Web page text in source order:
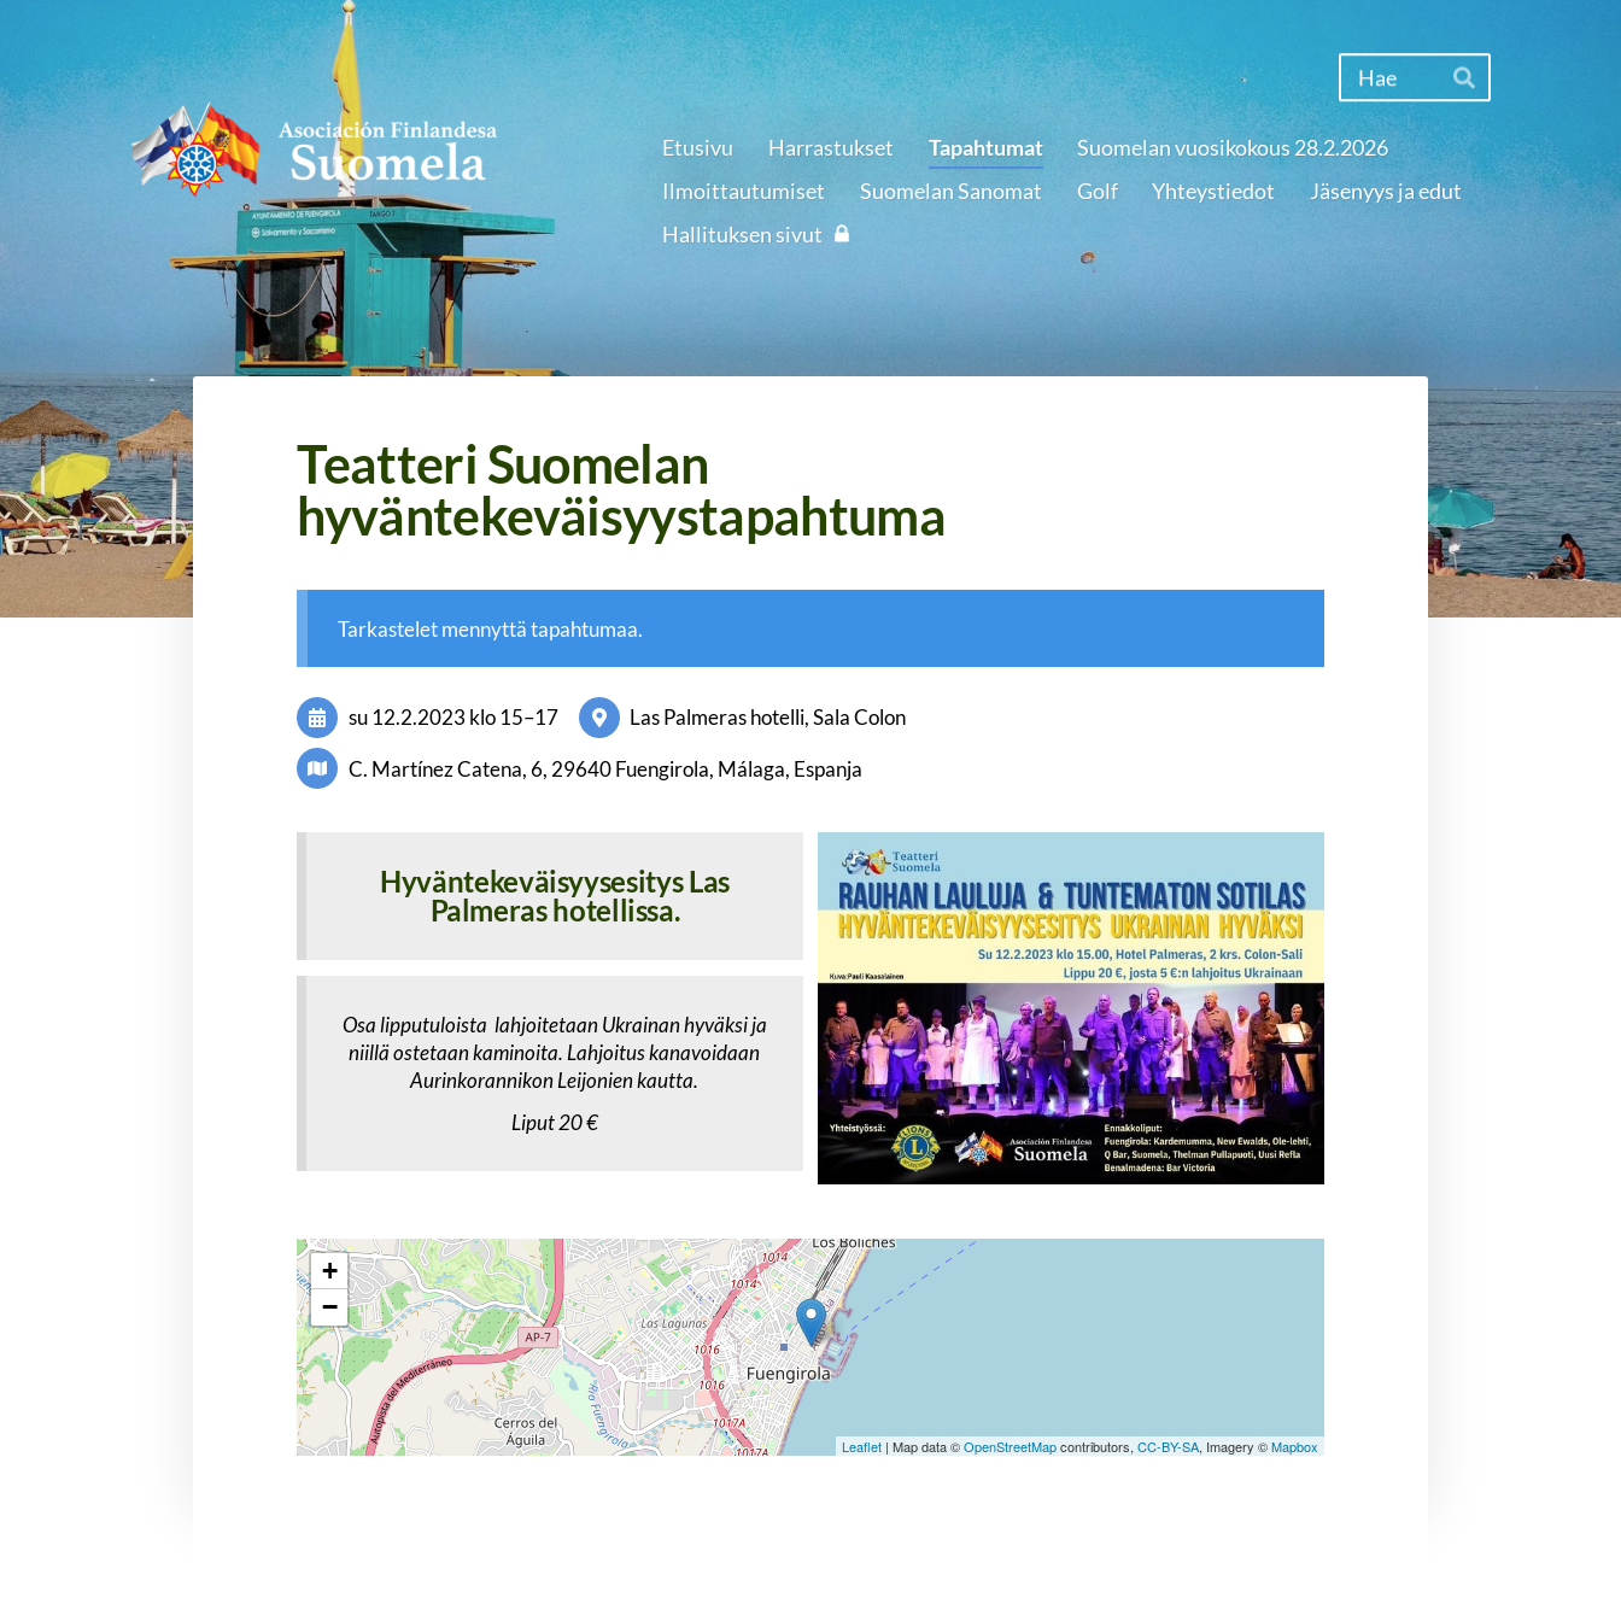
sisältöön
Hae
Asociación Finlandesa Suomela Etusivu Harrastukset Tapahtumat
Suomelan vuosikokous 28.2.2026
Ilmoittautumiset
Suomelan Sanomat Golf Yhteystiedot
Jäsenyys ja edut
Hallituksen sivut
Teatteri Suomelan
hyväntekeväisyystapahtuma
Tarkastelet mennyttä tapahtumaa.
su 12.2.2023 klo 15–17 Las Palmeras hotelli, Sala Colon
C. Martínez Catena, 6, 29640 Fuengirola, Málaga, Espanja
Hyväntekeväisyysesitys Las
Palmeras hotellissa.
Osa lipputuloista lahjoitetaan Ukrainan hyväksi ja
niillä ostetaan kaminoita. Lahjoitus kanavoidaan
Aurinkorannikon Leijonien kautta.
Liput 20 €
+
−
Leaflet| Map data ©OpenStreetMapcontributors, CC-BY-SA, Imagery ©Mapbox